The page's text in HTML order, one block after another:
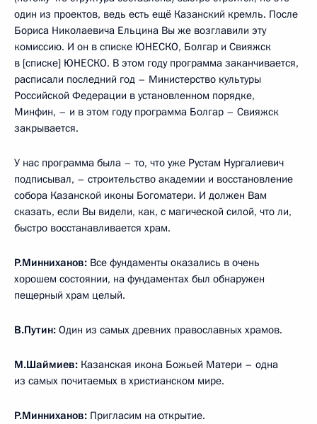
один из проектов, ведь есть ещё Казанский кремль. После
Бориса Николаевича Ельцина Вы же возглавили эту
комиссию. И он в списке ЮНЕСКО, Болгар и Свияжск
в [списке] ЮНЕСКО. В этом году программа заканчивается,
расписали последний год – Министерство культуры
Российской Федерации в установленном порядке,
Минфин, – и в этом году программа Болгар – Свияжск
закрывается.
У нас программа была – то, что уже Рустам Нургалиевич
подписывал, – строительство академии и восстановление
собора Казанской иконы Богоматери. И должен Вам
сказать, если Вы видели, как, с магической силой, что ли,
быстро восстанавливается храм.
Р.Минниханов: Все фундаменты оказались в очень
хорошем состоянии, на фундаментах был обнаружен
пещерный храм целый.
В.Путин: Один из самых древних православных храмов.
М.Шаймиев: Казанская икона Божьей Матери – одна
из самых почитаемых в христианском мире.
Р.Минниханов: Пригласим на открытие.